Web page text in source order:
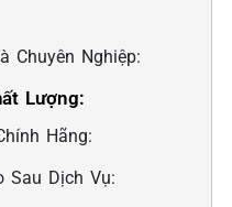
Chuyên Nghiệp:
Lượng:
Hãng:
Sau Dịch Vụ: